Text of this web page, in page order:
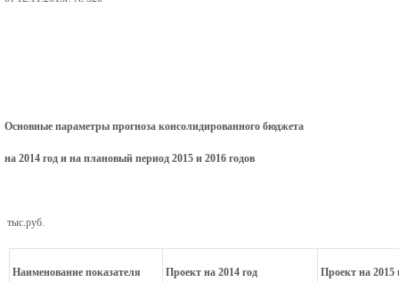
Основные параметры прогноза консолидированного бюджета
на 2014 год и на плановый период 2015 и 2016 годов
тыс.руб.
Наименование показателя Проект на 2014 год Проект на 2015